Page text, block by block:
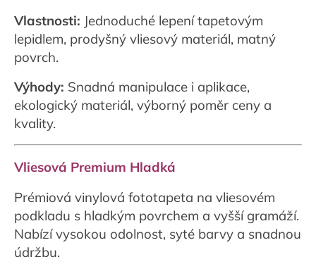
Vlastnosti: Jednoduché lepení tapetovým
lepidlem, prodyšný vliesový materiál, matný
povrch.
Výhody: Snadná manipulace i aplikace,
ekologický materiál, výborný poměr ceny a
kvality.
Vliesová Premium Hladká
Prémiová vinylová fototapeta na vliesovém
podkladu s hladkým povrchem a vyšší gramáží.
Nabízí vysokou odolnost, syté barvy a snadnou
údržbu.